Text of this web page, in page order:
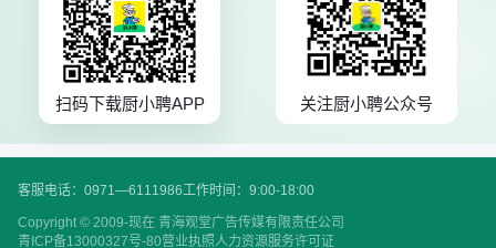
扫码下载厨小聘APP 关注厨小聘公众号
客服电话：0971—6111986工作时间：9:00-18:00
Copyright © 2009-现在 青海观堂广告传媒有限责任公司
青ICP备13000327号-80营业执照人力资源服务许可证